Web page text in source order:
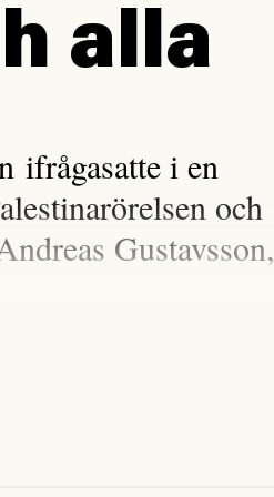
alla
ifrågasatte i en
och
Gustavsson,